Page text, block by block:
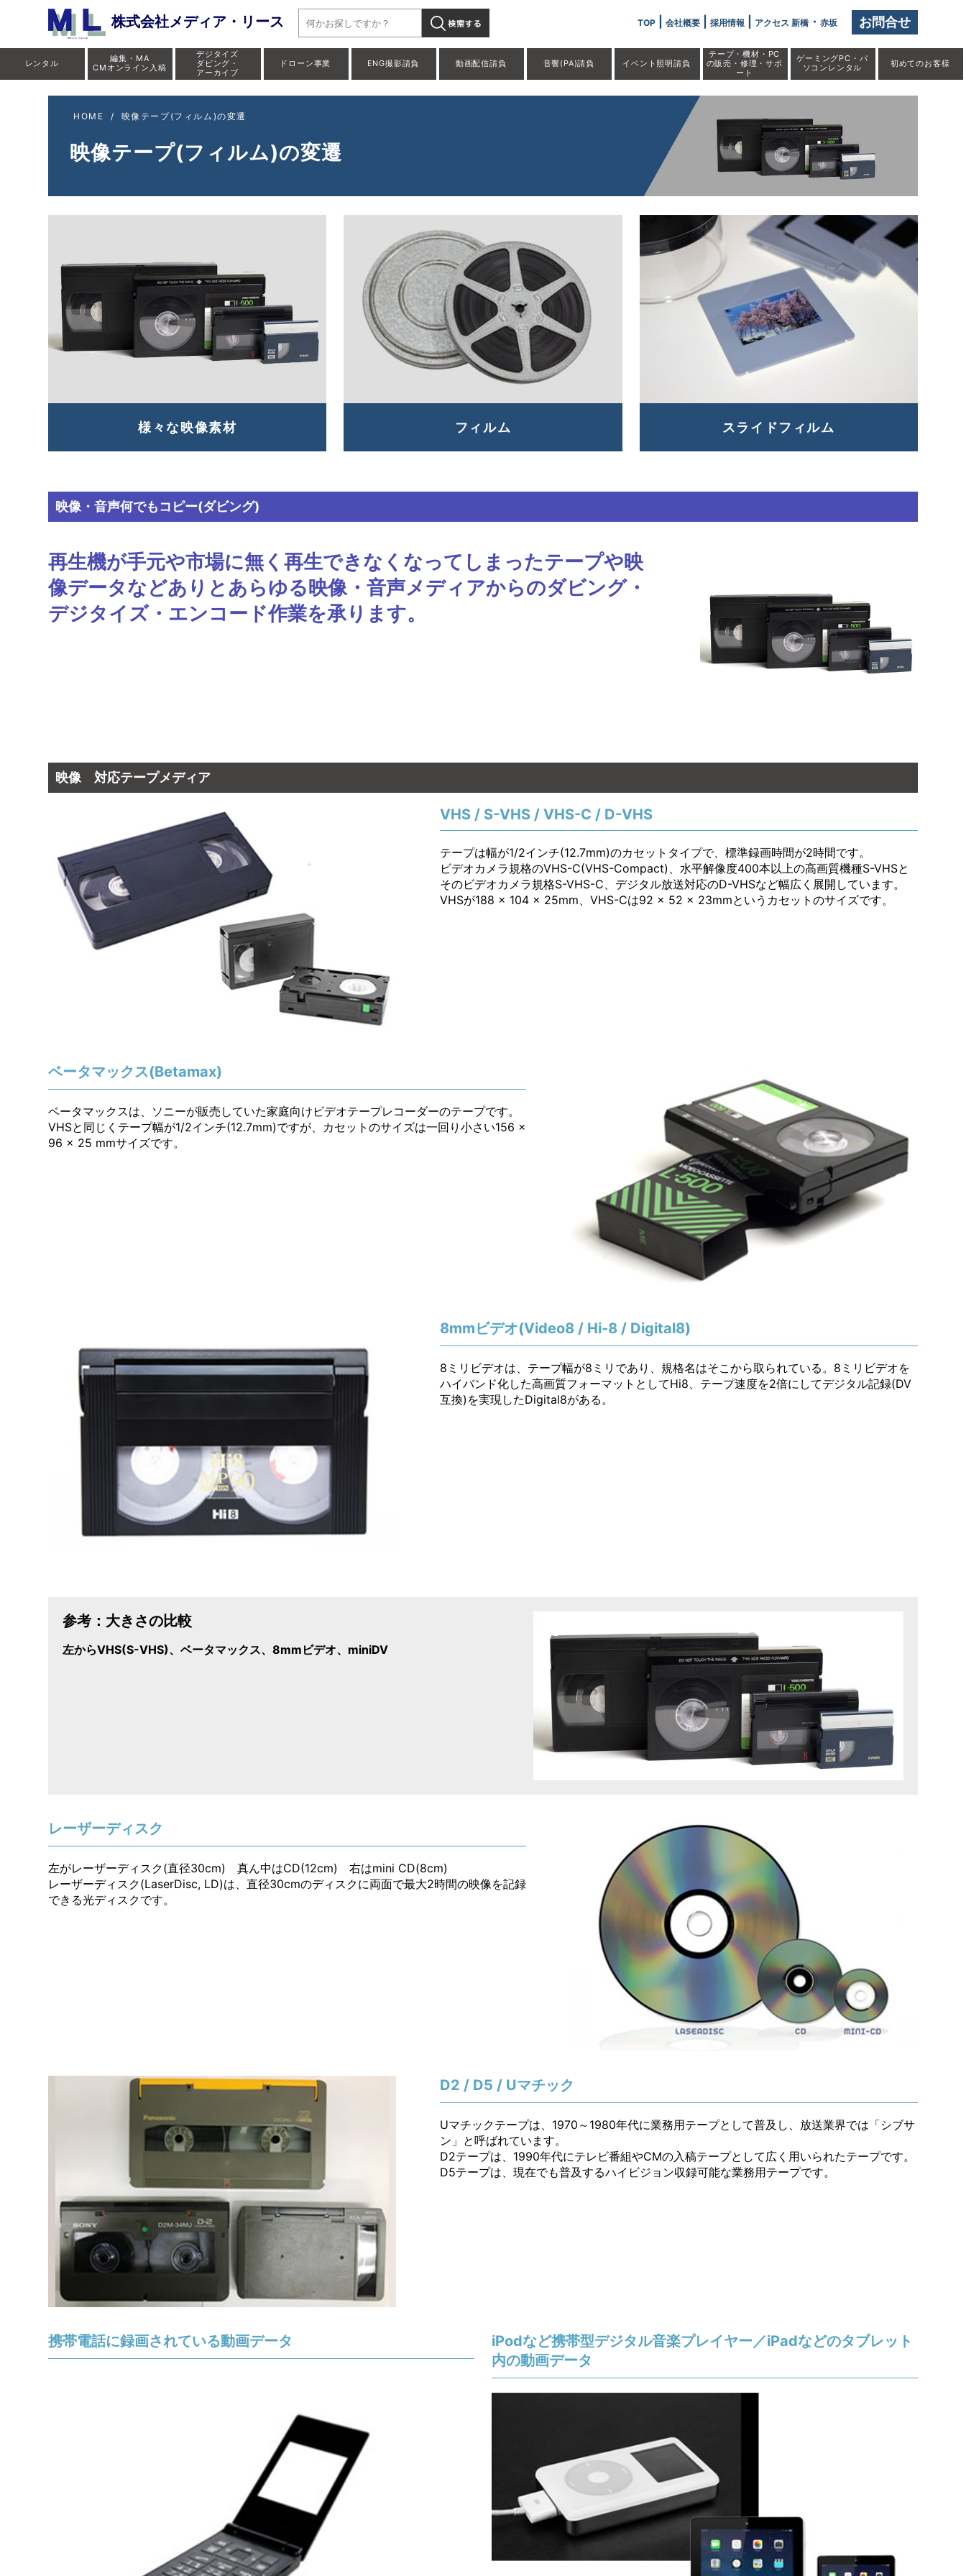
株式会社メディア・リース お問合せ
TOP| 会社概要| 採用情報 アクセス 新橋・ 赤坂
レンタル
編集・MA
CMオンライン入稿
デジタイズ
ダビング・
アーカイブ
ドローン事業 ENG撮影請負 動画配信請負 音響(PA)請負 イベント照明請負
テープ・機材・PC
の販売・修理・サポ
ート
ゲーミングPC・パ
ソコンレンタル
初めてのお客様
HOME / 映像テープ(フィルム)の変遷
映像テープ(フィルム)の変遷
様々な映像素材 フィルム スライドフィルム
映像・音声何でもコピー(ダビング)
再生機が手元や市場に無く再生できなくなってしまったテープや映
像データなどありとあらゆる映像・音声メディアからのダビング・
デジタイズ・エンコード作業を承ります。
映像 対応テープメディア
VHS / S-VHS / VHS-C / D-VHS
テープは幅が1/2インチ(12.7mm)のカセットタイプで、標準録画時間が2時間です。
ビデオカメラ規格のVHS-C(VHS-Compact)、水平解像度400本以上の高画質機種S-VHSと
そのビデオカメラ規格S-VHS-C、デジタル放送対応のD-VHSなど幅広く展開しています。
VHSが188 × 104 × 25mm、VHS-Cは92 × 52 × 23mmというカセットのサイズです。
ベータマックス(Betamax)
ベータマックスは、ソニーが販売していた家庭向けビデオテープレコーダーのテープです。
VHSと同じくテープ幅が1/2インチ(12.7mm)ですが、カセットのサイズは一回り小さい156 ×
96 × 25 mmサイズです。
8mmビデオ(Video8 / Hi-8 / Digital8)
8ミリビデオは、テープ幅が8ミリであり、規格名はそこから取られている。8ミリビデオを
ハイバンド化した高画質フォーマットとしてHi8、テープ速度を2倍にしてデジタル記録(DV
互換)を実現したDigital8がある。
参考：大きさの比較
左からVHS(S-VHS)、ベータマックス、8mmビデオ、miniDV
レーザーディスク
左がレーザーディスク(直径30cm) 真ん中はCD(12cm) 右はmini CD(8cm)
レーザーディスク(LaserDisc, LD)は、直径30cmのディスクに両面で最大2時間の映像を記録
できる光ディスクです。
D2 / D5 / Uマチック
Uマチックテープは、1970～1980年代に業務用テープとして普及し、放送業界では「シブサ
ン」と呼ばれています。
D2テープは、1990年代にテレビ番組やCMの入稿テープとして広く用いられたテープです。
D5テープは、現在でも普及するハイビジョン収録可能な業務用テープです。
携帯電話に録画されている動画データ
iPodなど携帯型デジタル音楽プレイヤー／iPadなどのタブレット
内の動画データ